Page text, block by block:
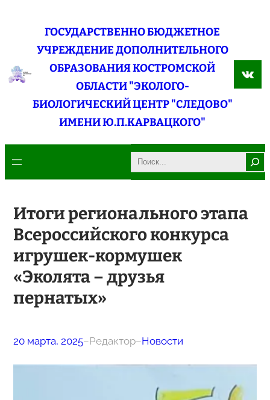
содержимому
ГОСУДАРСТВЕННО БЮДЖЕТНОЕ
УЧРЕЖДЕНИЕ ДОПОЛНИТЕЛЬНОГО
ОБРАЗОВАНИЯ КОСТРОМСКОЙ
ОБЛАСТИ "ЭКОЛОГО-
БИОЛОГИЧЕСКИЙ ЦЕНТР "СЛЕДОВО"
ИМЕНИ Ю.П.КАРВАЦКОГО"
Search
Итоги регионального этапа
Всероссийского конкурса
игрушек-кормушек
«Эколята – друзья
пернатых»
20 марта, 2025–Редактор–Новости